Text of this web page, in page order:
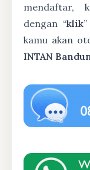
mendaftar,
dengan “klik
kamu akan
INTAN